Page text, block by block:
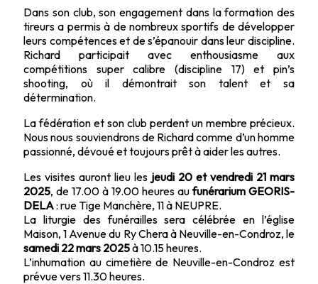
Dans son club, son engagement dans la formation des
tireurs a permis à de nombreux sportifs de développer
leurs compétences et de s’épanouir dans leur discipline.
Richard participait avec enthousiasme aux
compétitions super calibre (discipline 17) et pin’s
shooting, où il démontrait son talent et sa
détermination.
La fédération et son club perdent un membre précieux.
Nous nous souviendrons de Richard comme d’un homme
passionné, dévoué et toujours prêt à aider les autres.
Les visites auront lieu les jeudi 20 et vendredi 21 mars
2025, de 17.00 à 19.00 heures aufunérarium GEORIS-
DELA: rue Tige Manchère, 11 à NEUPRE.
La liturgie des funérailles sera célébrée en l’église
Maison, 1 Avenue du Ry Chera à Neuville-en-Condroz, le
samedi 22 mars 2025à 10.15 heures.
L’inhumation au cimetière de Neuville-en-Condroz est
prévue vers 11.30 heures.